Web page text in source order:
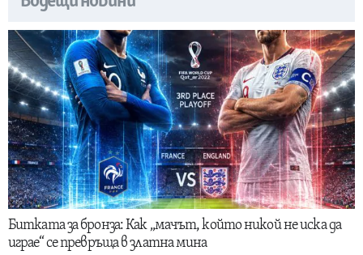
Битката за бронза: Как „мачът, който никой не иска да
играе“ се превръща в златна мина